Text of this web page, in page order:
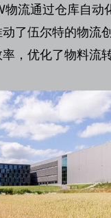
物流通过仓库自动
了伍尔特的物流
，优化了物料流转